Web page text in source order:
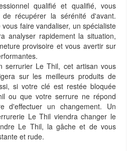
qualifié et qualifié, vous
récupérer la sérénité d'avant.
faire vandaliser, un spécialiste
analyser rapidement la situation,
provisoire et vous avertir sur
serrurier Le Thil, cet artisan vous
sur les meilleurs produits de
si votre clé est restée bloquée
ou que votre serrure ne répond
d'effectuer un changement. Un
Le Thil viendra changer le
Le Thil, la gâche et de vous
et rude.